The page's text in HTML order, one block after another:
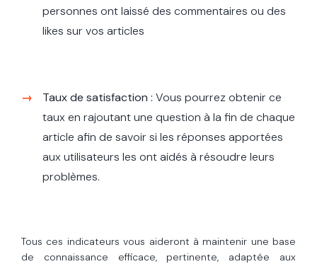
personnes ont laissé des commentaires ou des
likes sur vos articles
Taux de satisfaction : Vous pourrez obtenir ce
taux en rajoutant une question à la fin de chaque
article afin de savoir si les réponses apportées
aux utilisateurs les ont aidés à résoudre leurs
problèmes.
Tous ces indicateurs vous aideront à maintenir une base
de connaissance efficace, pertinente, adaptée aux